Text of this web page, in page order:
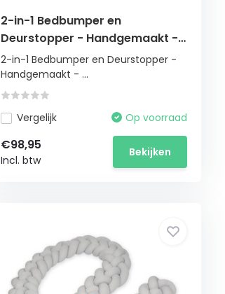
2-in-1 Bedbumper en
Deurstopper - Handgemaakt -
3,5 meter
2-in-1 Bedbumper en Deurstopper -
Handgemaakt - ...
Vergelijk Op voorraad
€98,95
Incl. btw
Bekijken